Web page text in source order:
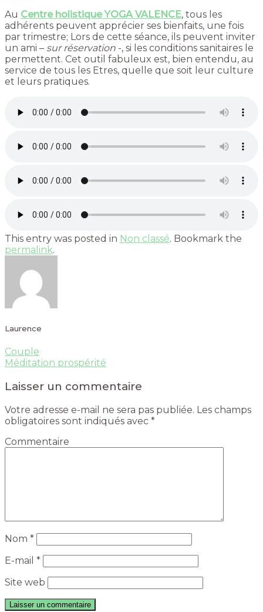
Au Centre holistique YOGA VALENCE, tous les
adhérents peuvent apprécier ses bienfaits, une fois
par trimestre; Lors de cette séance, ils peuvent inviter
un ami – sur réservation -, si les conditions sanitaires le
permettent. Cet outil fabuleux est, bien entendu, au
service de tous les Etres, quelle que soit leur culture
et leurs pratiques.
This entry was posted in Non classé. Bookmark the
permalink.
Laurence
Couple
Méditation prospérité
Laisser un commentaire
Votre adresse e-mail ne sera pas publiée. Les champs
obligatoires sont indiqués avec *
Commentaire
Nom *
E-mail *
Site web